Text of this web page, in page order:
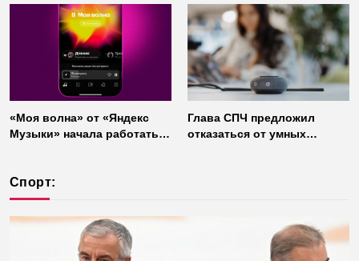
«Моя волна» от «Яндекс
Музыки» начала работать
Глава СПЧ предложил
отказаться от умных
Спорт: